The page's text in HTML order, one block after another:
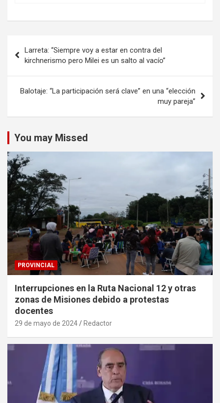
de
entradas
Larreta: “Siempre voy a estar en contra del
kirchnerismo pero Milei es un salto al vacío”
Balotaje: “La participación será clave” en una “elección
muy pareja”
You may Missed
PROVINCIAL
Interrupciones en la Ruta Nacional 12 y otras
zonas de Misiones debido a protestas
docentes
29 de mayo de 2024 Redactor